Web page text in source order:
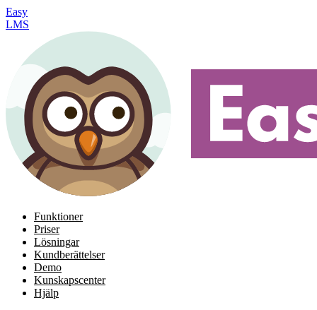
Easy
LMS
Funktioner
Priser
Lösningar
Kundberättelser
Demo
Kunskapscenter
Hjälp